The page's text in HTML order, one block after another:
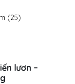
(25)
lươn –